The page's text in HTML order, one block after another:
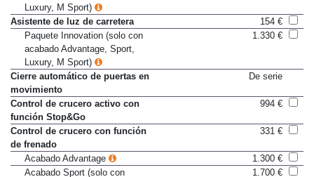
acabado Advantage, Sport,
Luxury, M Sport)
Asistente de luz de carretera
154 €
Paquete Innovation (solo con
acabado Advantage, Sport,
Luxury, M Sport)
Cierre automático de puertas en
movimiento
Control de crucero activo con
función Stop&Go
Control de crucero con función
de frenado
Acabado Advantage
1.300 €